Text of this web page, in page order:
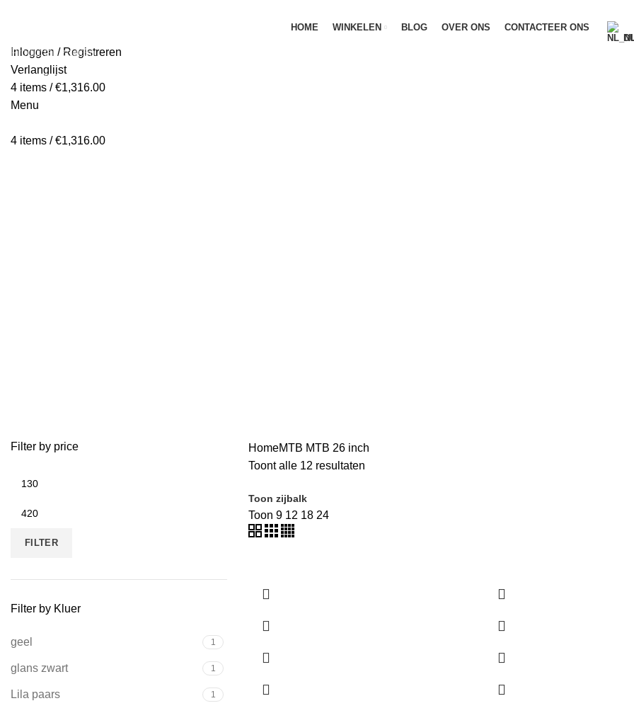
HOME WINKELEN BLOG OVER ONS
CONTACTEER ONS
Inloggen / Registreren
Verlanglijst
4 items / €1,316.00
Menu
4 items / €1,316.00
Filter by price
FILTER
Filter by Kluer
geel 1
glans zwart 1
Lila paars 1
HomeMTB MTB 26 inch
Toont alle 12 resultaten
Toon zijbalk
Toon 9 12 18 24
Begin te typen om de producten te zien die je zoekt.